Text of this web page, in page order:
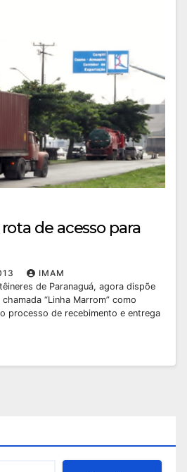
de acesso para
IMAM
de Paranaguá, agora dispõe
“Linha Marrom” como
processo de recebimento e entrega